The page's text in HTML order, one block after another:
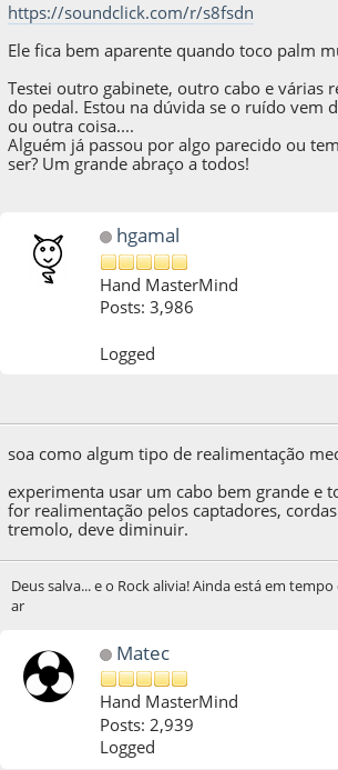
https://soundclick.com/r/s8fsdn
Ele fica bem aparente quando toco palm
Testei outro gabinete, outro cabo e várias
do pedal. Estou na dúvida se o ruído vem
ou outra coisa....
Alguém já passou por algo parecido ou
ser? Um grande abraço a todos!
hgamal
Hand MasterMind
Posts: 3,986
Logged
soa como algum tipo de realimentação
experimenta usar um cabo bem grande e
for realimentação pelos captadores,
tremolo, deve diminuir.
Deus salva... e o Rock alivia! Ainda está em
ar
Matec
Hand MasterMind
Posts: 2,939
Logged